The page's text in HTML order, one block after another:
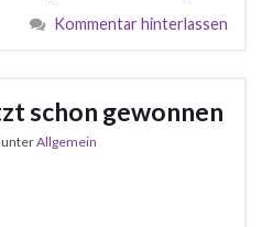
Kommentar hinterlassen
schon gewonnen
unterAllgemein